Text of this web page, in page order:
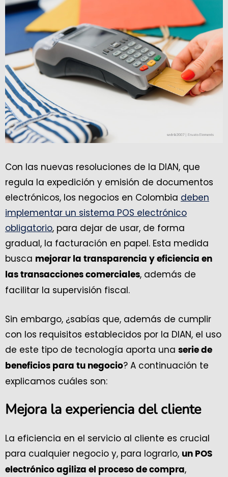
Con las nuevas resoluciones de la DIAN, que
regula la expedición y emisión de documentos
electrónicos, los negocios en Colombia deben
implementar un sistema POS electrónico
obligatorio, para dejar de usar, de forma
gradual, la facturación en papel. Esta medida
busca mejorar la transparencia y eficiencia en
las transacciones comerciales, además de
facilitar la supervisión fiscal.
Sin embargo, ¿sabías que, además de cumplir
con los requisitos establecidos por la DIAN, el uso
de este tipo de tecnología aporta una serie de
beneficios para tu negocio? A continuación te
explicamos cuáles son:
Mejora la experiencia del cliente
La eficiencia en el servicio al cliente es crucial
para cualquier negocio y, para lograrlo, un POS
electrónico agiliza el proceso de compra,